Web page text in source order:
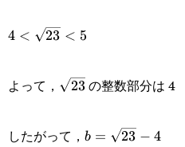
4\lt\sqrt{23}\lt5
4 < 23 < 5
よって， \sqrt{23}
23 の整数部分は 4
したがって， b=\sqrt{23}-4
b = 23 − 4